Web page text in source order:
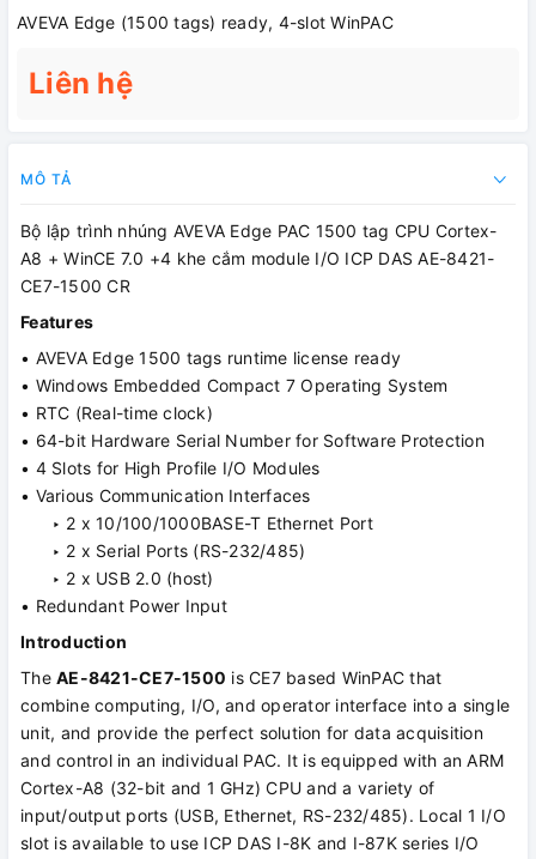
AVEVA Edge (1500 tags) ready, 4-slot WinPAC
Liên hệ
MÔ TẢ
Bộ lập trình nhúng AVEVA Edge PAC 1500 tag CPU Cortex-
A8 + WinCE 7.0 +4 khe cắm module I/O ICP DAS AE-8421-
CE7-1500 CR
Features
• AVEVA Edge 1500 tags runtime license ready
• Windows Embedded Compact 7 Operating System
• RTC (Real-time clock)
• 64-bit Hardware Serial Number for Software Protection
• 4 Slots for High Profile I/O Modules
• Various Communication Interfaces
‣ 2 x 10/100/1000BASE-T Ethernet Port
‣ 2 x Serial Ports (RS-232/485)
‣ 2 x USB 2.0 (host)
• Redundant Power Input
Introduction
The AE-8421-CE7-1500 is CE7 based WinPAC that
combine computing, I/O, and operator interface into a single
unit, and provide the perfect solution for data acquisition
and control in an individual PAC. It is equipped with an ARM
Cortex-A8 (32-bit and 1 GHz) CPU and a variety of
input/output ports (USB, Ethernet, RS-232/485). Local 1 I/O
slot is available to use ICP DAS I-8K and I-87K series I/O